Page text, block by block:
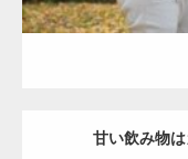
甘い飲み物